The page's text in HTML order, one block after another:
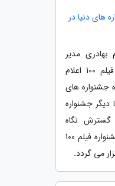
های دنیا در
بهادری مدیر
کمیته بین الملل جشنواره فیلم 100 اعلام
های
دیگر جشنواره
نگاه
سینمای اخلاق همزمان با جشنواره فیلم 100
می گردد.